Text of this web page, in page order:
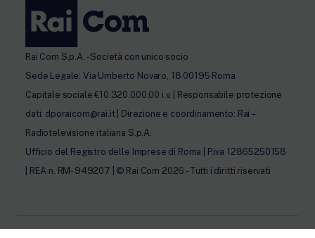
Rai Com S.p.A. - Società con unico socio
Sede Legale: Via Umberto Novaro, 18 00195 Roma
Capitale sociale €10.320.000,00 i.v. | Responsabile protezione
dati: dporaicom@rai.it | Direzione e coordinamento: Rai –
Radiotelevisione italiana S.p.A.
Ufficio del Registro delle Imprese di Roma | P.iva 12865250158
| REA n. RM- 949207 | © Rai Com 2026 - Tutti i diritti riservati